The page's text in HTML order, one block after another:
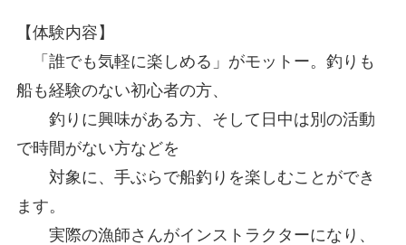
【体験内容】
「誰でも気軽に楽しめる」がモットー。釣りも
船も経験のない初心者の方、
釣りに興味がある方、そして日中は別の活動
で時間がない方などを
対象に、手ぶらで船釣りを楽しむことができ
ます。
実際の漁師さんがインストラクターになり、